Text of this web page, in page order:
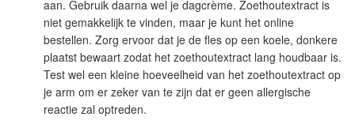
aan. Gebruik daarna wel je dagcrème. Zoethoutextract is
niet gemakkelijk te vinden, maar je kunt het online
bestellen. Zorg ervoor dat je de fles op een koele, donkere
plaatst bewaart zodat het zoethoutextract lang houdbaar is.
Test wel een kleine hoeveelheid van het zoethoutextract op
je arm om er zeker van te zijn dat er geen allergische
reactie zal optreden.